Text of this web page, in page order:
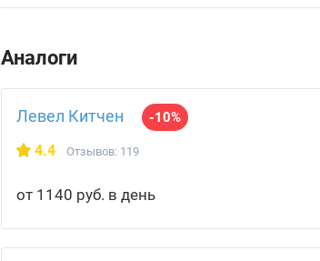
Аналоги
Левел Китчен -10%
4.4 Отзывов: 119
от 1140 руб. в день